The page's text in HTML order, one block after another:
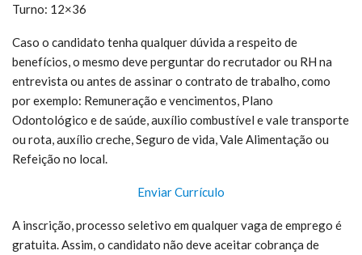
Turno: 12×36
Caso o candidato tenha qualquer dúvida a respeito de
benefícios, o mesmo deve perguntar do recrutador ou RH na
entrevista ou antes de assinar o contrato de trabalho, como
por exemplo: Remuneração e vencimentos, Plano
Odontológico e de saúde, auxílio combustível e vale transporte
ou rota, auxílio creche, Seguro de vida, Vale Alimentação ou
Refeição no local.
Enviar Currículo
A inscrição, processo seletivo em qualquer vaga de emprego é
gratuita. Assim, o candidato não deve aceitar cobrança de